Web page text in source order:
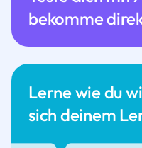
Lerne wie du
sich deinem
bekomme